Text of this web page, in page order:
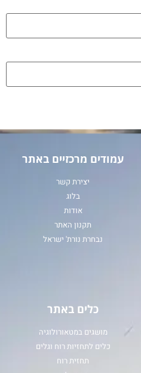
עמודים מרכזיים באתר
יצירת קשר
בלוג
אודות
תקנון האתר
נבחרת נורת' ישראל
כלים באתר
מושגים במטאורולוגיה
כלים לתחזיות רוח וגלים
תחזית רוח